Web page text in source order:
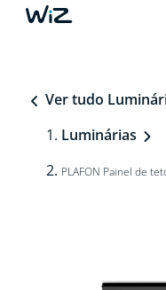
Ver tudo
Luminárias
PLAFON Painel de